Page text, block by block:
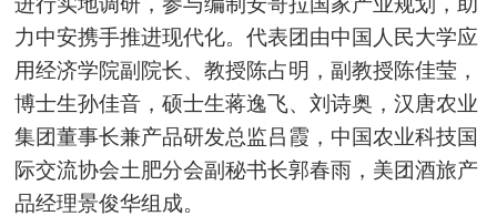
力中安携手推进现代化。代表团由中国人民大学应
用经济学院副院长、教授陈占明，副教授陈佳莹，
博士生孙佳音，硕士生蒋逸飞、刘诗奥，汉唐农业
集团董事长兼产品研发总监吕霞，中国农业科技国
际交流协会土肥分会副秘书长郭春雨，美团酒旅产
品经理景俊华组成。